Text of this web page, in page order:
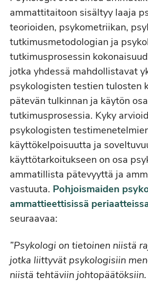
ammattitaitoon sisältyy laaja
teorioiden, psykometriikan,
tutkimusmetodologian ja
tutkimusprosessin
jotka yhdessä mahdollistavat
psykologisten testien tulosten
pätevän tulkinnan ja käytön
tutkimusprosessia. Kyky
psykologisten
käyttökelpoisuutta ja
käyttötarkoitukseen on osa
ammatillista pätevyyttä ja
vastuuta. Pohjoismaiden
ammattieettisissä
seuraavaa:
”Psykologi on tietoinen niistä
jotka liittyvät psykologisiin
niistä tehtäviin